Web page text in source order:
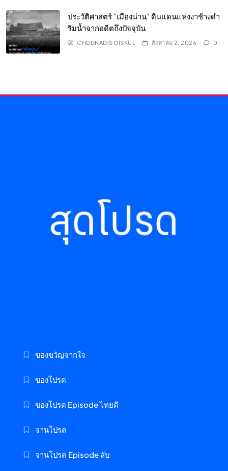
ประวัติศาสตร์ “เมืองน่าน” ดินแดนแห่งงาช้างดำ
ริมน้ำจากอดีตถึงปัจจุบัน
CHUDNADIS DISKUL สิงหาคม 2, 2026 0
ของขวัญจากใจ
ของโปรด
ของโปรด Episode ไทยดี
จานโปรด
จานโปรด Episode ลับ